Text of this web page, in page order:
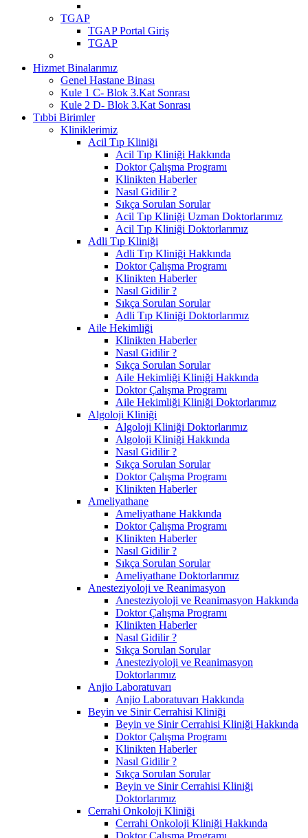
TGAP
TGAP Portal Giriş
TGAP
Hizmet Binalarımız
Genel Hastane Binası
Kule 1 C- Blok 3.Kat Sonrası
Kule 2 D- Blok 3.Kat Sonrası
Tıbbi Birimler
Kliniklerimiz
Acil Tıp Kliniği
Acil Tıp Kliniği Hakkında
Doktor Çalışma Programı
Klinikten Haberler
Nasıl Gidilir ?
Sıkça Sorulan Sorular
Acil Tıp Kliniği Uzman Doktorlarımız
Acil Tıp Kliniği Doktorlarımız
Adli Tıp Kliniği
Adli Tıp Kliniği Hakkında
Doktor Çalışma Programı
Klinikten Haberler
Nasıl Gidilir ?
Sıkça Sorulan Sorular
Adli Tıp Kliniği Doktorlarımız
Aile Hekimliği
Klinikten Haberler
Nasıl Gidilir ?
Sıkça Sorulan Sorular
Aile Hekimliği Kliniği Hakkında
Doktor Çalışma Programı
Aile Hekimliği Kliniği Doktorlarımız
Algoloji Kliniği
Algoloji Kliniği Doktorlarımız
Algoloji Kliniği Hakkında
Nasıl Gidilir ?
Sıkça Sorulan Sorular
Doktor Çalışma Programı
Klinikten Haberler
Ameliyathane
Ameliyathane Hakkında
Doktor Çalışma Programı
Klinikten Haberler
Nasıl Gidilir ?
Sıkça Sorulan Sorular
Ameliyathane Doktorlarımız
Anesteziyoloji ve Reanimasyon
Anesteziyoloji ve Reanimasyon Hakkında
Doktor Çalışma Programı
Klinikten Haberler
Nasıl Gidilir ?
Sıkça Sorulan Sorular
Anesteziyoloji ve Reanimasyon
Doktorlarımız
Anjio Laboratuvarı
Anjio Laboratuvarı Hakkında
Beyin ve Sinir Cerrahisi Kliniği
Beyin ve Sinir Cerrahisi Kliniği Hakkında
Doktor Çalışma Programı
Klinikten Haberler
Nasıl Gidilir ?
Sıkça Sorulan Sorular
Beyin ve Sinir Cerrahisi Kliniği
Doktorlarımız
Cerrahi Onkoloji Kliniği
Cerrahi Onkoloji Kliniği Hakkında
Doktor Çalışma Programı